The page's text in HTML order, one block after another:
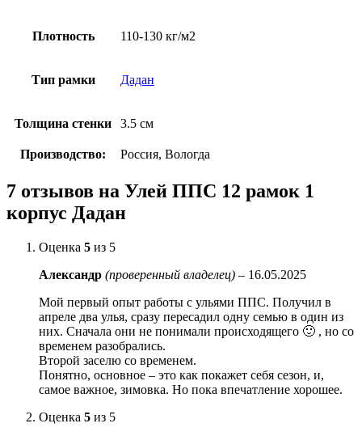
Плотность 110-130 кг/м2
Тип рамки Дадан
Толщина стенки 3.5 см
Производство: Россия, Вологда
7 отзывов на Улей ППС 12 рамок 1
корпус Дадан
Оценка 5 из 5
Александр (проверенный владелец) – 16.05.2025
Мой первый опыт работы с ульями ППС. Получил в
апреле два улья, сразу пересадил одну семью в один из
них. Сначала они не понимали происходящего 🙂 , но со
временем разобрались.
Второй заселю со временем.
Понятно, основное – это как покажет себя сезон, и,
самое важное, зимовка. Но пока впечатление хорошее.
Оценка 5 из 5